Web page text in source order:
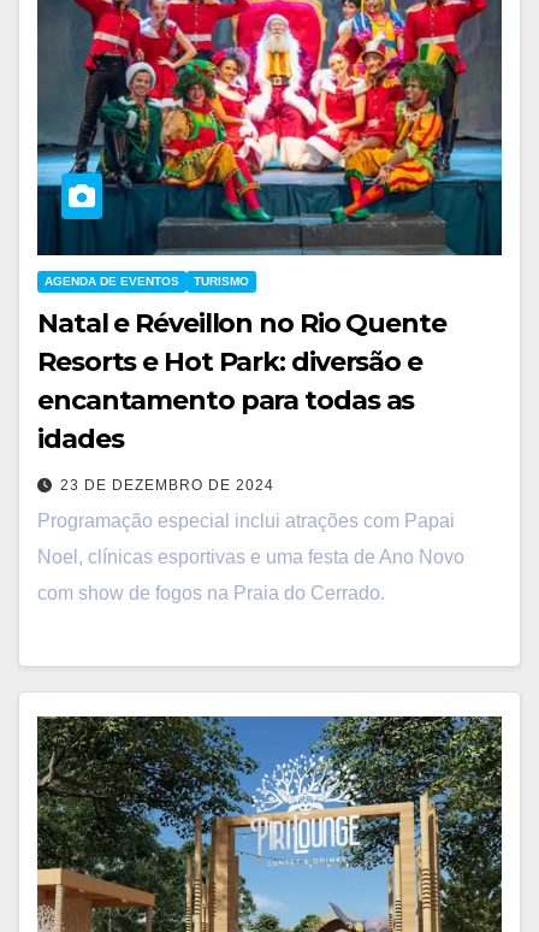
AGENDA DE EVENTOS TURISMO
Natal e Réveillon no Rio Quente
Resorts e Hot Park: diversão e
encantamento para todas as
idades
23 DE DEZEMBRO DE 2024
Programação especial inclui atrações com Papai
Noel, clínicas esportivas e uma festa de Ano Novo
com show de fogos na Praia do Cerrado.